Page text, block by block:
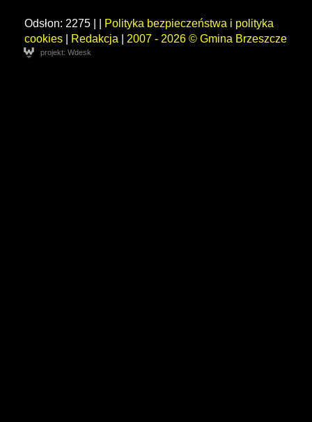
Odsłon: 2275 | |
Polityka bezpieczeństwa i polityka
cookies
Redakcja 2007 - 2026 © Gmina Brzeszcze
projekt: Wdesk